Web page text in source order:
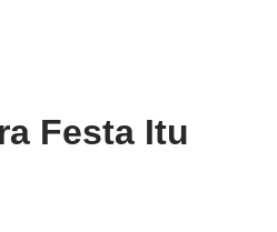
Festa Itu